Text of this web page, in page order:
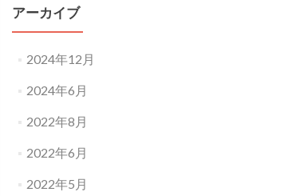
アーカイブ
2024年12月
2024年6月
2022年8月
2022年6月
2022年5月